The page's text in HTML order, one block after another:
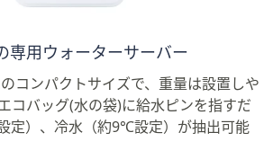
専用ウォーターサーバー
コンパクトサイズで、重量は設置しや
コバッグ(水の袋)に給水ピンを指すだ
定）、冷水（約9℃設定）が抽出可能